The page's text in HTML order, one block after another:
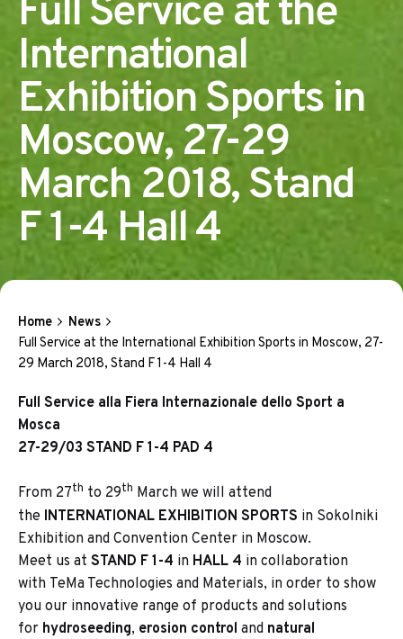
Full Service at the
International
Exhibition Sports in
Moscow, 27-29
March 2018, Stand
F 1-4 Hall 4
Home
News
Full Service at the International Exhibition Sports in Moscow, 27-
29 March 2018, Stand F 1-4 Hall 4
Full Service alla Fiera Internazionale dello Sport a
Mosca
27-29/03 STAND F 1-4 PAD 4
From 27th to 29th March we will attend
the INTERNATIONAL EXHIBITION SPORTS in Sokolniki
Exhibition and Convention Center in Moscow.
Meet us at STAND F 1-4 in HALL 4 in collaboration
with TeMa Technologies and Materials, in order to show
you our innovative range of products and solutions
for hydroseeding, erosion control and natural